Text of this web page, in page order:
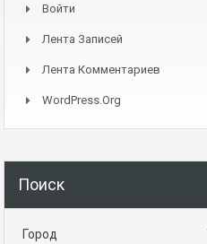
Войти
Лента Записей
Лента Комментариев
WordPress.org
Поиск
Город